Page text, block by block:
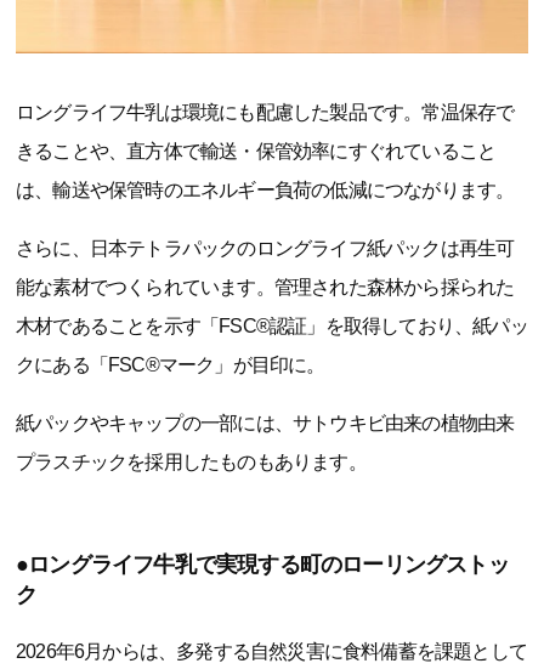
ロングライフ牛乳は環境にも配慮した製品です。常温保存で
きることや、直方体で輸送・保管効率にすぐれていること
は、輸送や保管時のエネルギー負荷の低減につながります。
さらに、日本テトラパックのロングライフ紙パックは再生可
能な素材でつくられています。管理された森林から採られた
木材であることを示す「FSC®認証」を取得しており、紙パッ
クにある「FSC®マーク」が目印に。
紙パックやキャップの一部には、サトウキビ由来の植物由来
プラスチックを採用したものもあります。
●ロングライフ牛乳で実現する町のローリングストッ
ク
2026年6月からは、多発する自然災害に食料備蓄を課題として